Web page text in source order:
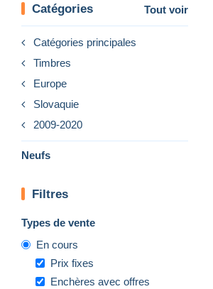
Catégories Tout voir
Catégories principales
Timbres
Europe
Slovaquie
2009-2020
Neufs
Filtres
Types de vente
En cours
Prix fixes
Enchères avec offres